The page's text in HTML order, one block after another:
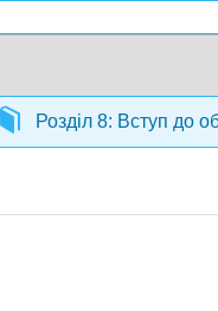
Розділ 8: Вступ до